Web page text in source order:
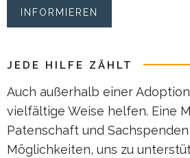
INFORMIEREN
JEDE HILFE ZÄHLT
Auch außerhalb einer
vielfältige Weise helfen. Eine
Patenschaft und
Möglichkeiten, uns zu